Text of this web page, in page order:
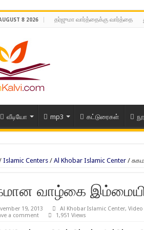
8 2026 தர்ஜுமா வார்த்தைக்கு வார்த்தை
வீடியோ mp3 கட்டுரைகள்
Islamic Centers / Al Khobar Islamic Center /
வாழ்கை
19, 2013 Al Khobar Islamic Center,
a comment
1,951 Views